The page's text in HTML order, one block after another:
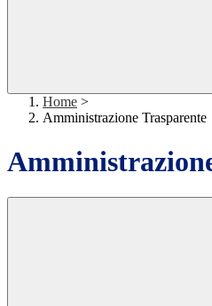
Home >
Amministrazione Trasparente